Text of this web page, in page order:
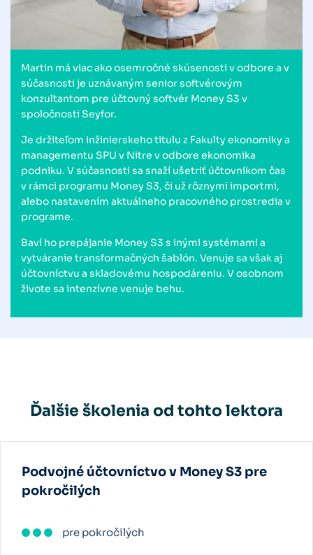
Martin má viac ako osemročné skúsenosti v odbore a v
súčasnosti je uznávaným senior softvérovým
konzultantom pre účtovný softvér Money S3 v
spoločnosti Seyfor.
Je držiteľom inžinierskeho titulu z Fakulty ekonomiky a
managementu SPU v Nitre v odbore ekonomika
podniku. V súčasnosti sa snaží ušetriť účtovníkom čas
v rámci programu Money S3, či už rôznymi importmi,
alebo nastavením aktuálneho pracovného prostredia v
programe.
Baví ho prepájanie Money S3 s inými systémami a
vytváranie transformačných šablón. Venuje sa však aj
účtovníctvu a skladovému hospodáreniu. V osobnom
živote sa intenzívne venuje behu.
Ďalšie školenia od tohto lektora
Podvojné účtovníctvo v Money S3 pre
pokročilých
pre pokročilých